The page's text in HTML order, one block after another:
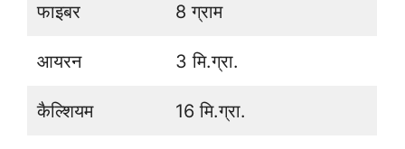
फाइबर 8 ग्राम
आयरन 3 मि.ग्रा.
कैल्शियम 16 मि.ग्रा.